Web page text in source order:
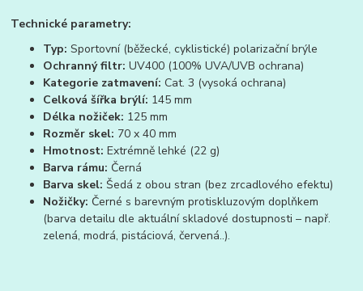
Technické parametry:
Typ: Sportovní (běžecké, cyklistické) polarizační brýle
Ochranný filtr: UV400 (100% UVA/UVB ochrana)
Kategorie zatmavení: Cat. 3 (vysoká ochrana)
Celková šířka brýlí: 145 mm
Délka nožiček: 125 mm
Rozměr skel: 70 x 40 mm
Hmotnost: Extrémně lehké (22 g)
Barva rámu: Černá
Barva skel: Šedá z obou stran (bez zrcadlového efektu)
Nožičky: Černé s barevným protiskluzovým doplňkem
(barva detailu dle aktuální skladové dostupnosti – např.
zelená, modrá, pistáciová, červená..).